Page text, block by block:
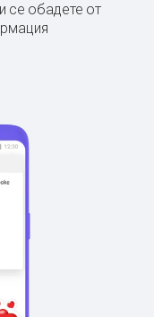
се обадете от